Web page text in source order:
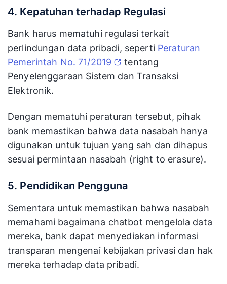
4. Kepatuhan terhadap Regulasi
Bank harus mematuhi regulasi terkait
perlindungan data pribadi, seperti Peraturan
Pemerintah No. 71/2019
tentang
Penyelenggaraan Sistem dan Transaksi
Elektronik.
Dengan mematuhi peraturan tersebut, pihak
bank memastikan bahwa data nasabah hanya
digunakan untuk tujuan yang sah dan dihapus
sesuai permintaan nasabah (right to erasure)​.
5. Pendidikan Pengguna
Sementara untuk memastikan bahwa nasabah
memahami bagaimana chatbot mengelola data
mereka, bank dapat menyediakan informasi
transparan mengenai kebijakan privasi dan hak
mereka terhadap data pribadi.